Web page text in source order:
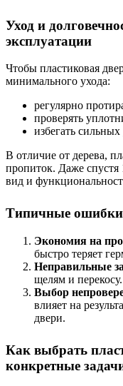
Уход и
эксплуатации
Чтобы пластиковая
минимального ухода:
регулярно
проверять
избегать
В отличие от дерева,
пропиток. Даже спустя
вид и
Типичные ошибки
Экономия на
быстро теряет
Неправильные
щелям и перекосу.
Выбор
влияет на
двери.
Как выбрать
конкретные